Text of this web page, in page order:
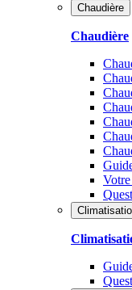
Chaudière
Chaudière